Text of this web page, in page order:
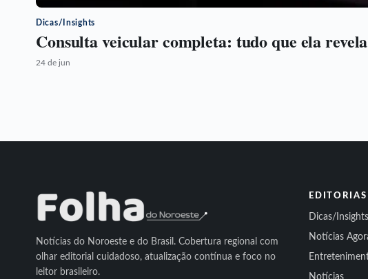
Dicas/Insights
Consulta veicular completa: tudo que ela
24 de jun
Notícias do Noroeste e do Brasil. Cobertura regional com
olhar editorial cuidadoso, atualização contínua e foco no
leitor brasileiro.
EDITORIAS
Dicas/Insights
Notícias
Notícias